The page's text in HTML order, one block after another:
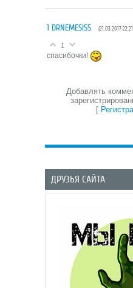
1 DRNEMESISS (21.03.2017
1
cпасибочки!
Добавлять
[
ДРУЗЬЯ САЙТА